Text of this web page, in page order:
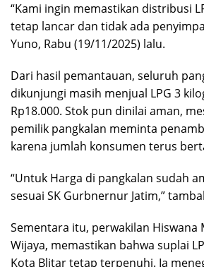
“Kami ingin memastikan distribusi
tetap lancar dan tidak ada
Yuno, Rabu (19/11/2025) lalu.
Dari hasil pemantauan, seluruh
dikunjungi masih menjual LPG 3
Rp18.000. Stok pun dinilai aman,
pemilik pangkalan meminta
karena jumlah konsumen terus
“Untuk Harga di pangkalan sudah
sesuai SK Gurbnernur Jatim,”
Sementara itu, perwakilan Hiswana
Wijaya, memastikan bahwa suplai
Kota Blitar tetap terpenuhi. Ia